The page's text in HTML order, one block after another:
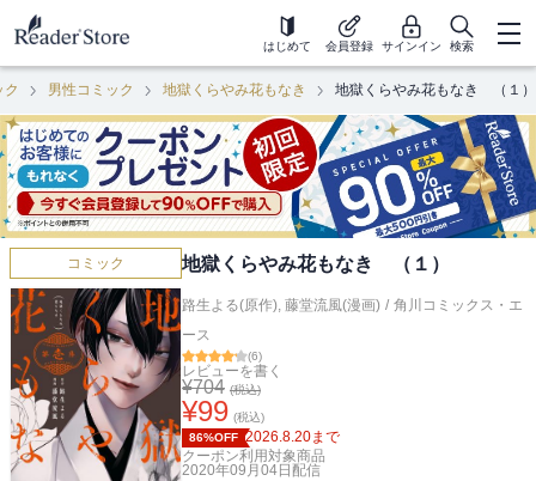
はじめて 会員登録 サインイン 検索
ク 男性コミック 地獄くらやみ花もなき 地獄くらやみ花もなき （１）
コミック 地獄くらやみ花もなき （１）
路生よる(原作), 藤堂流風(漫画) / 角川コミックス・エ
ース
(6)
レビューを書く
¥704 (税込)
¥99 (税込)
86%OFF 2026.8.20まで
クーポン利用対象商品
2020年09月04日 配信